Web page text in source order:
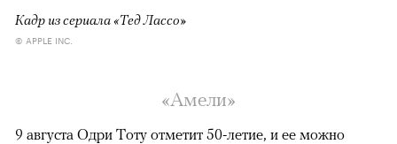
Кадр из сериала «Тед Лассо»
© APPLE INC.
«Амели»
9 августа Одри Тоту отметит 50-летие, и ее можно